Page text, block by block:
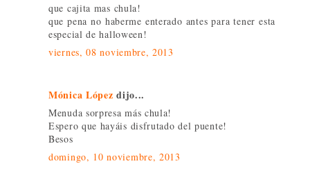
que cajita mas chula!
que pena no haberme enterado antes para tener esta
especial de halloween!
viernes, 08 noviembre, 2013
Mónica López dijo...
Menuda sorpresa más chula!
Espero que hayáis disfrutado del puente!
Besos
domingo, 10 noviembre, 2013